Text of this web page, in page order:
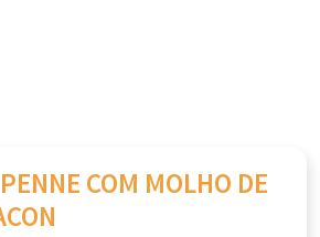
COM MOLHO DE